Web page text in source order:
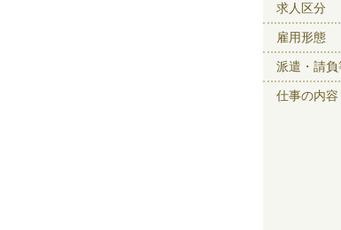
求人区分
雇用形態
派遣・請負
仕事の内容